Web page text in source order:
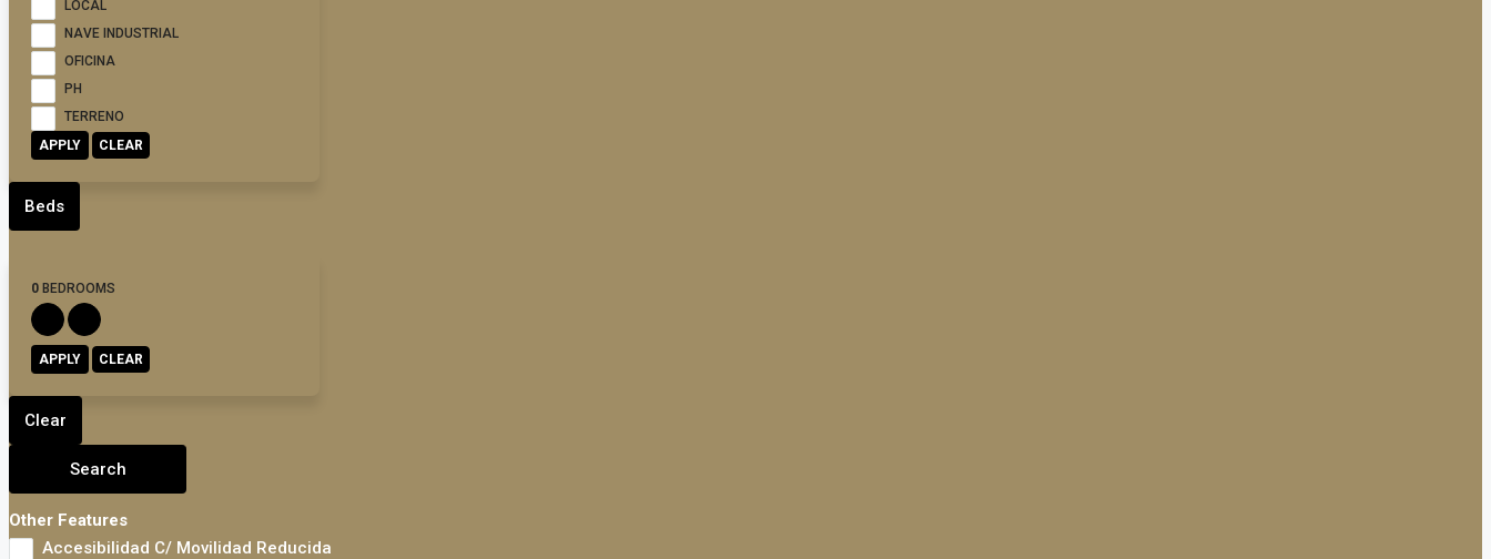
LOCAL
NAVE INDUSTRIAL
OFICINA
PH
TERRENO
APPLY
CLEAR
Beds
0 BEDROOMS
APPLY CLEAR
Clear
Search
Other Features
Accesibilidad C/ Movilidad Reducida